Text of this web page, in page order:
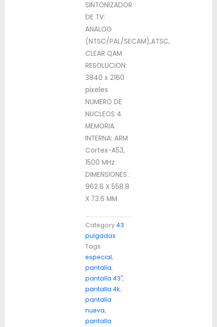
SINTONIZADOR
DE TV:
ANALOG
(NTSC/PAL/SECAM),ATSC,
CLEAR QAM
RESOLUCION:
3840 x 2160
pixeles
NUMERO DE
NUCLEOS 4
MEMORIA
INTERNA: ARM
Cortex-A53,
1500 MHz
DIMENSIONES :
962.6 X 558.8
X 73.6 MM
Category43
pulgadas
Tags
especial,
pantalla,
pantalla 43",
pantalla 4k,
pantalla
nueva,
pantalla